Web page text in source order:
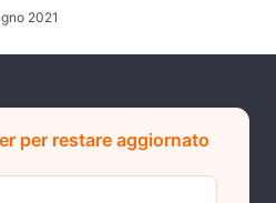
2021
per restare aggiornato